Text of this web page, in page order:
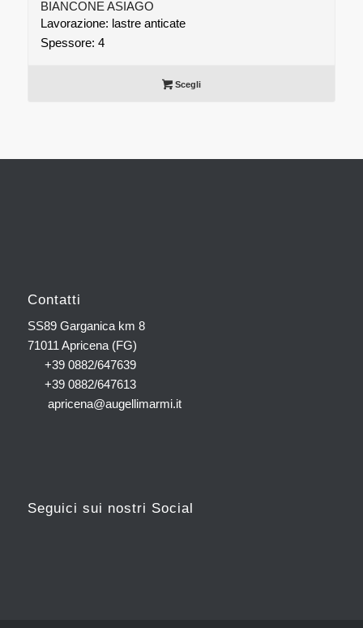
BIANCONE ASIAGO
Lavorazione: lastre anticate
Spessore: 4
Scegli
Contatti
SS89 Garganica km 8
71011 Apricena (FG)
+39 0882/647639
+39 0882/647613
apricena@augellimarmi.it
Seguici sui nostri Social